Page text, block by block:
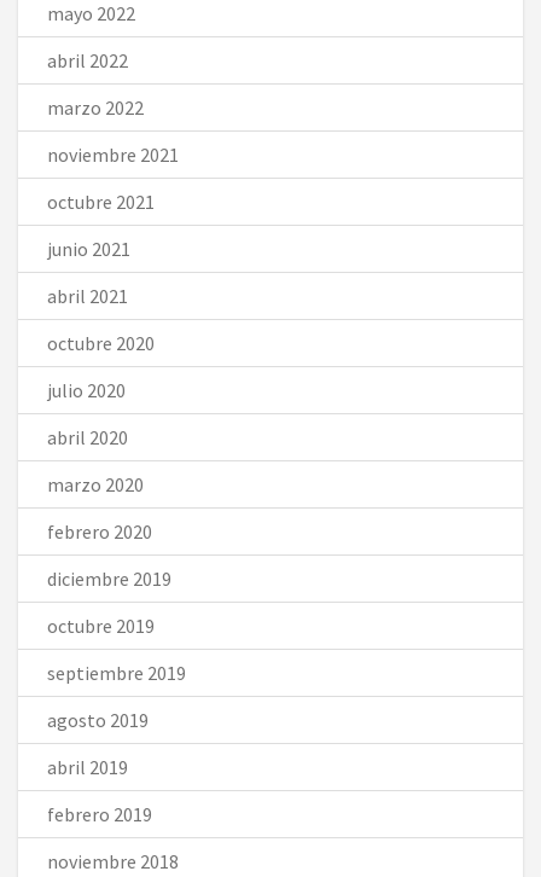
mayo 2022
abril 2022
marzo 2022
noviembre 2021
octubre 2021
junio 2021
abril 2021
octubre 2020
julio 2020
abril 2020
marzo 2020
febrero 2020
diciembre 2019
octubre 2019
septiembre 2019
agosto 2019
abril 2019
febrero 2019
noviembre 2018